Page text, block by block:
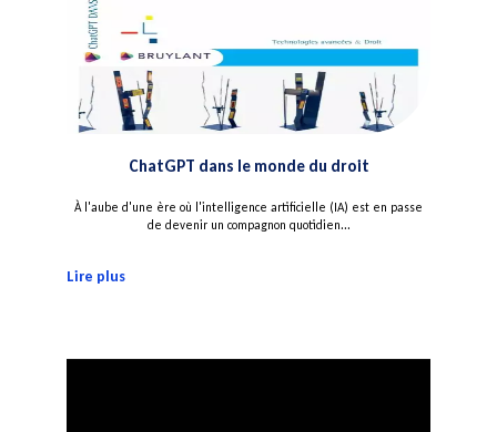
ChatGPT dans le monde du droit
À l'aube d'une ère où l'intelligence artificielle (IA) est en passe
de devenir un compagnon quotidien...
Lire plus